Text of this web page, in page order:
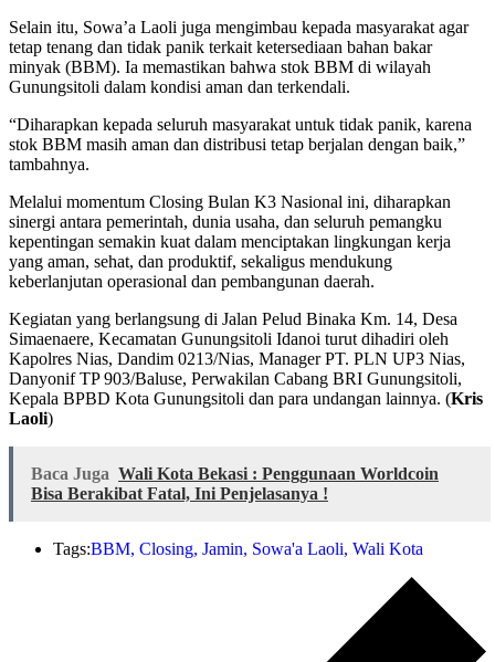
Selain itu, Sowa’a Laoli juga mengimbau kepada masyarakat agar
tetap tenang dan tidak panik terkait ketersediaan bahan bakar
minyak (BBM). Ia memastikan bahwa stok BBM di wilayah
Gunungsitoli dalam kondisi aman dan terkendali.
“Diharapkan kepada seluruh masyarakat untuk tidak panik, karena
stok BBM masih aman dan distribusi tetap berjalan dengan baik,”
tambahnya.
Melalui momentum Closing Bulan K3 Nasional ini, diharapkan
sinergi antara pemerintah, dunia usaha, dan seluruh pemangku
kepentingan semakin kuat dalam menciptakan lingkungan kerja
yang aman, sehat, dan produktif, sekaligus mendukung
keberlanjutan operasional dan pembangunan daerah.
Kegiatan yang berlangsung di Jalan Pelud Binaka Km. 14, Desa
Simaenaere, Kecamatan Gunungsitoli Idanoi turut dihadiri oleh
Kapolres Nias, Dandim 0213/Nias, Manager PT. PLN UP3 Nias,
Danyonif TP 903/Baluse, Perwakilan Cabang BRI Gunungsitoli,
Kepala BPBD Kota Gunungsitoli dan para undangan lainnya. (Kris
Laoli)
Baca Juga Wali Kota Bekasi : Penggunaan Worldcoin
Bisa Berakibat Fatal, Ini Penjelasanya !
Tags:BBM, Closing, Jamin, Sowa'a Laoli, Wali Kota